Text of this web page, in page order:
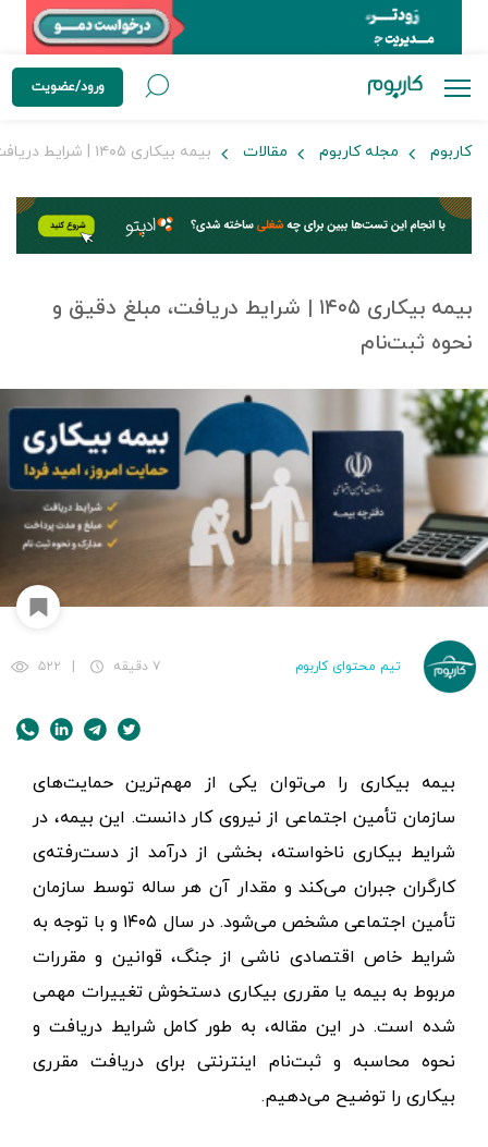
ورود/عضویت
کاربوم مجله کاربوم مقالات بیمه بیکاری ۱۴۰۵ | شرایط دریافت، مبلغ دقیق و نحوه ثبت‌نام
بیمه بیکاری ۱۴۰۵ | شرایط دریافت، مبلغ دقیق و
نحوه ثبت‌نام
تیم محتوای کاربوم ۷ دقیقه ۵۲۲
بیمه بیکاری را می‌توان یکی از مهم‌ترین حمایت‌های
سازمان تأمین اجتماعی از نیروی کار دانست. این بیمه، در
شرایط بیکاری ناخواسته، بخشی از درآمد از دست‌رفته‌ی
کارگران جبران می‌کند و مقدار آن هر ساله توسط سازمان
تأمین اجتماعی مشخص می‌شود. در سال ۱۴۰۵ و با توجه به
شرایط خاص اقتصادی ناشی از جنگ، قوانین و مقررات
مربوط به بیمه یا مقرری بیکاری دستخوش تغییرات مهمی
شده است. در این مقاله، به طور کامل شرایط دریافت و
نحوه محاسبه و ثبت‌نام اینترنتی برای دریافت مقرری
بیکاری را توضیح می‌دهیم.